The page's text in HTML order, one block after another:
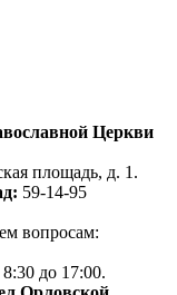
Церкви
площадь, д. 1.
59-14-95
вопросам:
до 17:00.